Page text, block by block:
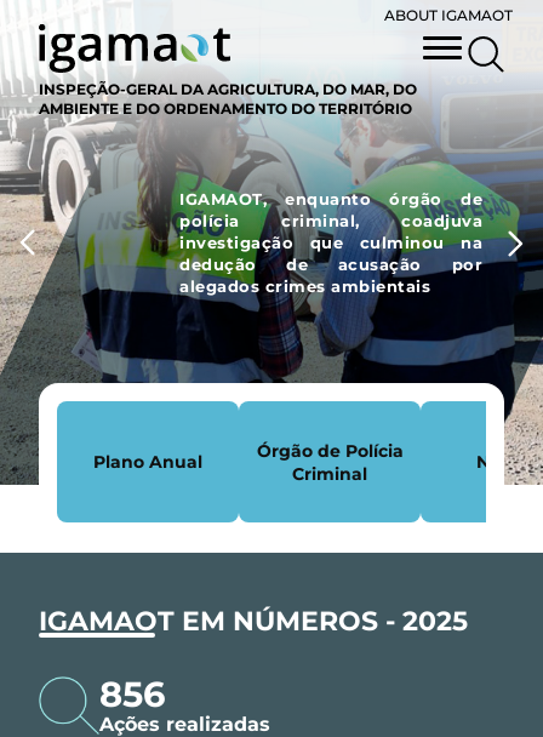
ABOUT IGAMAOT
INSPEÇÃO-GERAL DA AGRICULTURA, DO MAR, DO
AMBIENTE E DO ORDENAMENTO DO TERRITÓRIO
IGAMAOT, enquanto órgão de
polícia criminal, coadjuva
investigação que culminou na
dedução de acusação por
alegados crimes ambientais
Plano Anual
Órgão de Polícia
Criminal
IGAMAOT EM NÚMEROS - 2025
856
Ações realizadas